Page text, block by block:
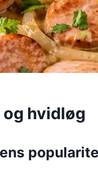
hvidløg